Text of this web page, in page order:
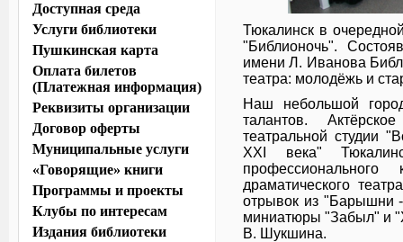
Тюкалинск в
"Библионочь".
имени Л. Иванова
театра: молодёжь и
Наш небольшой
талантов.
театральной студии
XXI века"
драматического
отрывок из "Барышни
миниатюры "Забыл" и
В. Шукшина.
Доступная среда
Услуги библиотеки
Пушкинская карта
Оплата билетов
(Платежная информация)
Реквизиты организации
Договор оферты
Муниципальные услуги
«Говорящие» книги
Программы и проекты
Клубы по интересам
Издания библиотеки